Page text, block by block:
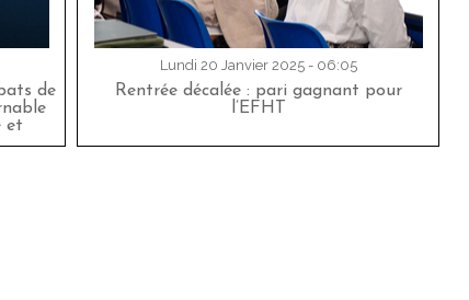
de
et
Lundi 20 Janvier 2025 - 06:05
Rentrée décalée : pari gagnant pour
l’EFHT